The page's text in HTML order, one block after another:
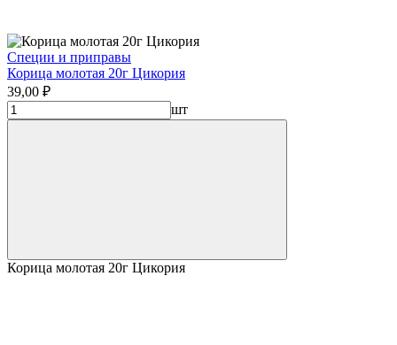
Специи и приправы
Корица молотая 20г Цикория
39,00 ₽
шт
Корица молотая 20г Цикория